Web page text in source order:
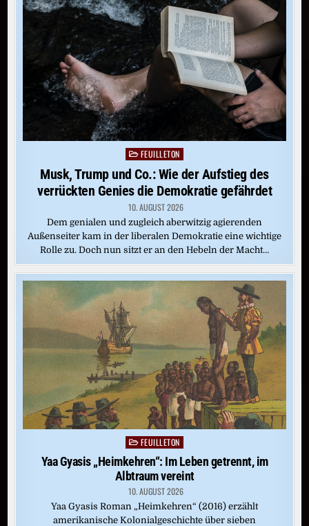
Posted
in
FEUILLETON
Musk, Trump und Co.: Wie der Aufstieg des
verrückten Genies die Demokratie gefährdet
10. AUGUST 2026
Dem genialen und zugleich aberwitzig agierenden
Außenseiter kam in der liberalen Demokratie eine wichtige
Rolle zu. Doch nun sitzt er an den Hebeln der Macht…
Posted
in
FEUILLETON
Yaa Gyasis „Heimkehren“: Im Leben getrennt, im
Albtraum vereint
10. AUGUST 2026
Yaa Gyasis Roman „Heimkehren“ (2016) erzählt
amerikanische Kolonialgeschichte über sieben